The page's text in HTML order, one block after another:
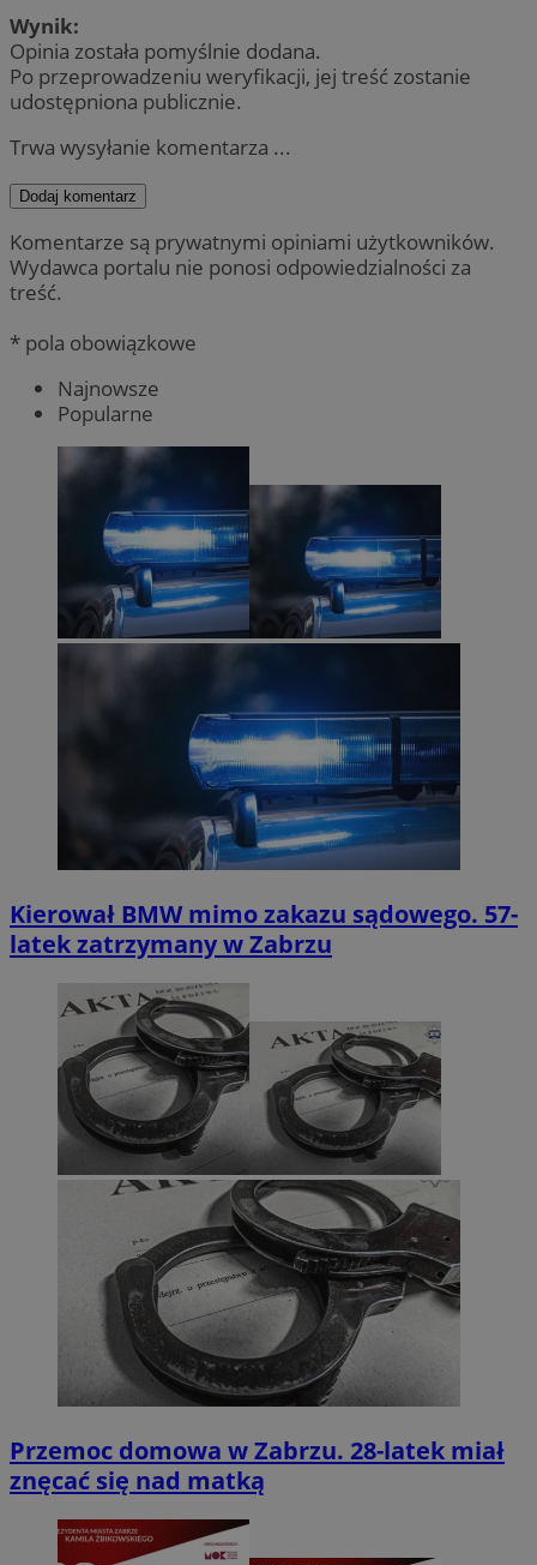
Wynik:
Opinia została pomyślnie dodana.
Po przeprowadzeniu weryfikacji, jej treść zostanie
udostępniona publicznie.
Trwa wysyłanie komentarza ...
Dodaj komentarz
Komentarze są prywatnymi opiniami użytkowników.
Wydawca portalu nie ponosi odpowiedzialności za
treść.
* pola obowiązkowe
Najnowsze
Popularne
Kierował BMW mimo zakazu sądowego. 57-
latek zatrzymany w Zabrzu
Przemoc domowa w Zabrzu. 28-latek miał
znęcać się nad matką